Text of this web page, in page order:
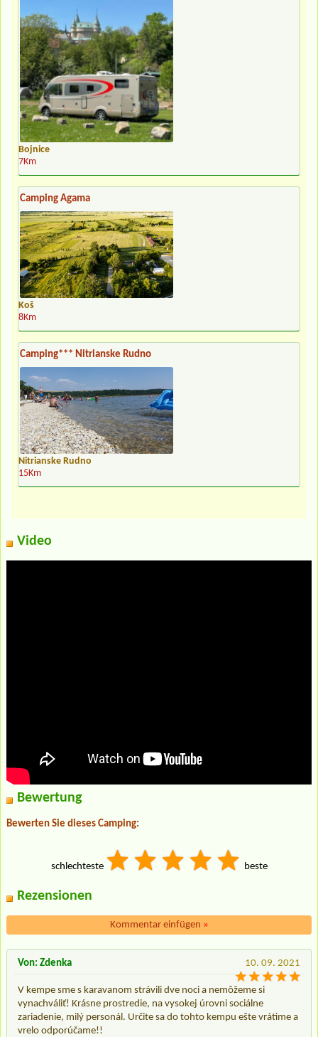
Bojnice
7Km
Camping Agama
Koš
8Km
Camping*** Nitrianske Rudno
Nitrianske Rudno
15Km
Video
Bewertung
Bewerten Sie dieses Camping:
schlechteste beste
Rezensionen
Kommentar einfügen »
10. 09. 2021
Von: Zdenka
V kempe sme s karavanom strávili dve noci a nemôžeme si
vynachváliť! Krásne prostredie, na vysokej úrovni sociálne
zariadenie, milý personál. Určite sa do tohto kempu ešte vrátime a
vrelo odporúčame!!